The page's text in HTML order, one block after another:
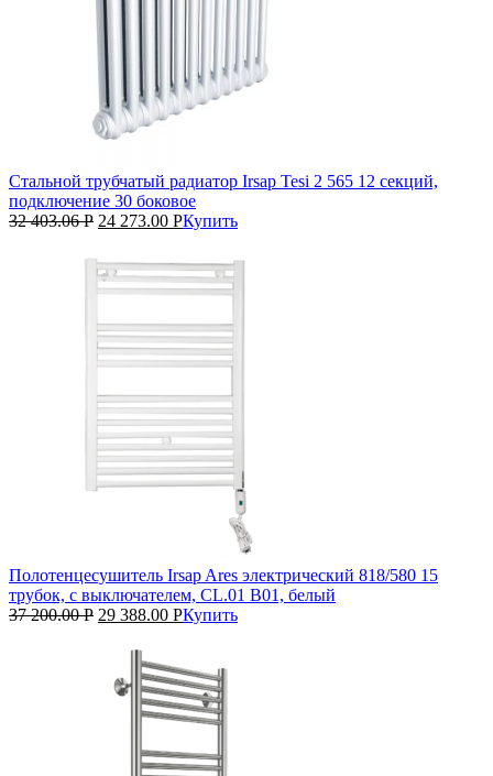
Стальной трубчатый радиатор Irsap Tesi 2 565 12 секций,
подключение 30 боковое
32 403.06Р 24 273.00 РКупить
Полотенцесушитель Irsap Ares электрический 818/580 15
трубок, с выключателем, CL.01 B01, белый
37 200.00Р 29 388.00 РКупить